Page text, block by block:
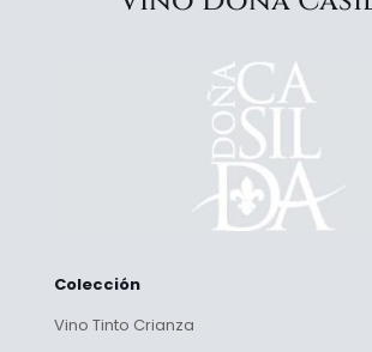
Colección
Vino Tinto Crianza